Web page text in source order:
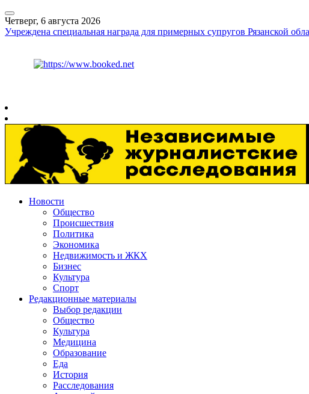
Четверг, 6 августа 2026
Учреждена специальная награда для примерных супругов Рязанской
Новости
Общество
Происшествия
Политика
Экономика
Недвижимость и ЖКХ
Бизнес
Культура
Спорт
Редакционные материалы
Выбор редакции
Общество
Культура
Медицина
Образование
Еда
История
Расследования